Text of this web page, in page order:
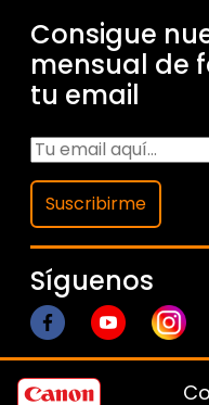
Consigue
mensual de
tu email
Suscribirme
Síguenos